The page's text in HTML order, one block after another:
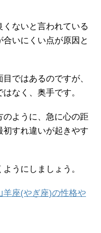
ないと言われている
いにくい点が原因と
ではあるのですが、
なく、奥手です。
ように、急に心の距
すれ違いが起きやす
うにしましょう。
座(やぎ座)の性格や